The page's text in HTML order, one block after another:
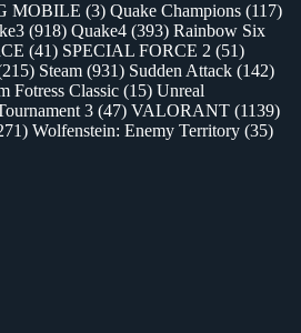
MOBILE (3) Quake Champions (117)
(918) Quake4 (393) Rainbow Six
(41) SPECIAL FORCE 2 (51)
Steam (931) Sudden Attack (142)
Fotress Classic (15) Unreal
3 (47) VALORANT (1139)
Wolfenstein: Enemy Territory (35)